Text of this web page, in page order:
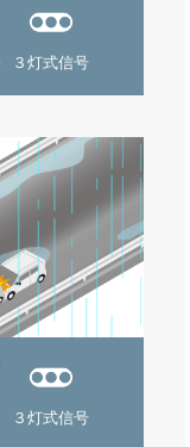
３灯式信号
３灯式信号